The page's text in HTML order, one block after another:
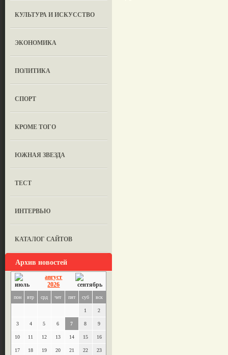
КУЛЬТУРА И ИСКУССТВО
ЭКОНОМИКА
ПОЛИТИКА
СПОРТ
КРОМЕ ТОГО
ЮЖНАЯ ЗВЕЗДА
ТЕСТ
ИНТЕРВЬЮ
КАТАЛОГ САЙТОВ
Архив новостей
август
2026
пон втр срд чет пят суб вск
1 2
3 4 5 6 7 8 9
10 11 12 13 14 15 16
17 18 19 20 21 22 23